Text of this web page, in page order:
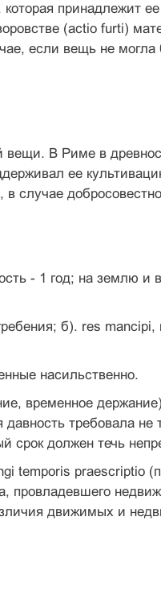
принадлежит
(actio furti)
если вещь не
В Риме в
ее
случае
- 1 год; на землю и
б). res
насильственно.
временное
требовала не
срок должен течь
temporis praescriptio
провладевшего
движимых и